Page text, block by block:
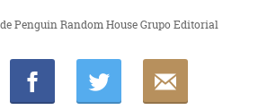
Penguin Random House Grupo Editorial